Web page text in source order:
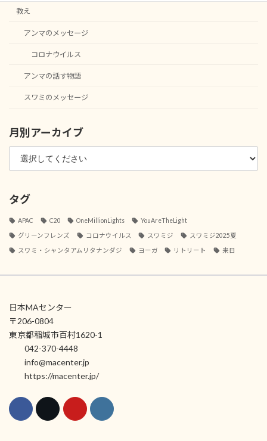
教え
アンマのメッセージ
コロナウイルス
アンマの話す物語
スワミのメッセージ
月別アーカイブ
タグ
APAC C20 OneMillionLights YouAreTheLight
グリーンフレンズ コロナウイルス スワミジ スワミジ2025夏
スワミ・シャンタアムリタナンダジ ヨーガ リトリート 来日
日本MAセンター
〒206-0804
東京都稲城市百村1620-1
042-370-4448
info@macenter.jp
https://macenter.jp/